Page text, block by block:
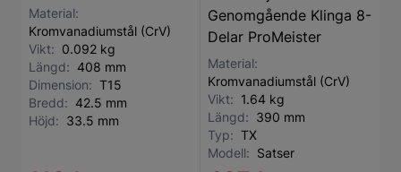
Material:
Kromvanadiumstål (CrV)
Vikt: 0.092 kg
Längd: 408 mm
Dimension: T15
Bredd: 42.5 mm
Höjd: 33.5 mm
Genomgående Klinga 8-
Delar ProMeister
Material:
Kromvanadiumstål (CrV)
Vikt: 1.64 kg
Längd: 390 mm
Typ: TX
Modell: Satser